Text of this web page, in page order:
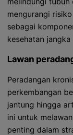
mengurangi
sebagai
kesehatan jangka
Lawan
Peradangan
perkembangan
jantung hingga
ini untuk
penting dalam